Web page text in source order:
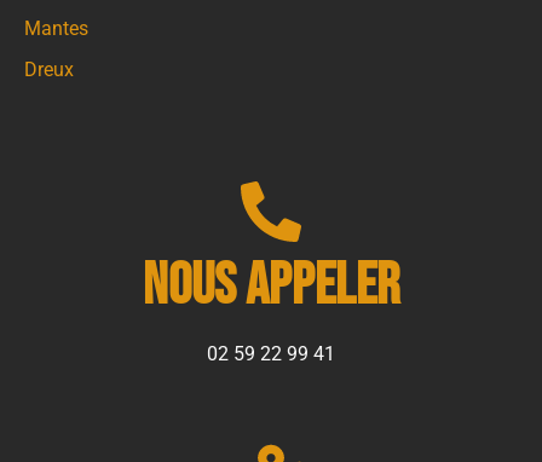
Mantes
Dreux
Nous appeler
02 59 22 99 41